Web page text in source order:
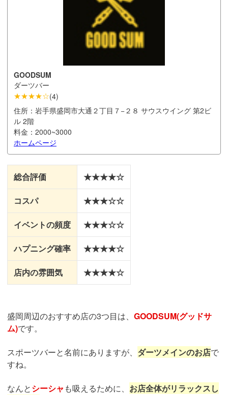
GOODSUM
ダーツバー
★★★★☆(4)
住所： 岩手県盛岡市大通２丁目７−２８ サウスウイング 第2ビ
ル 2階
料金： 2000~3000
ホームページ
総合評価 ★★★★☆
コスパ ★★★☆☆
イベントの頻度 ★★★☆☆
ハプニング確率 ★★★★☆
店内の雰囲気 ★★★★☆
盛岡周辺のおすすめ店の3つ目は、 GOODSUM(グッドサ
ム)です。
スポーツバーと名前にありますが、 ダーツメインのお店で
すね。
なんとシーシャ も吸えるために、 お店全体がリラックスし